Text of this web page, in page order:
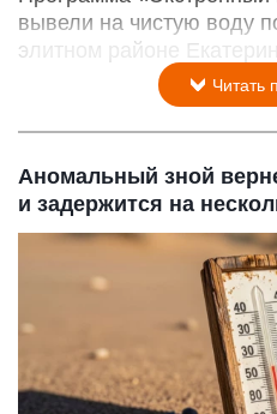
вывели на чистую воду
элитном районе
Читать
Аномальный зной
и задержится на